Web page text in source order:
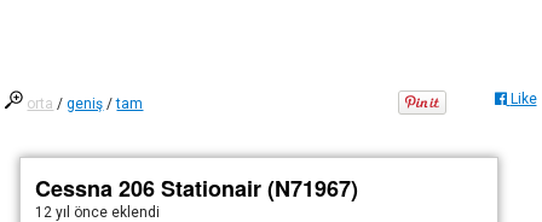
orta /geniş /tam Like
Cessna 206 Stationair (N71967)
12 yıl önce eklendi